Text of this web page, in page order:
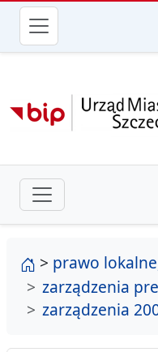
przejdź do
strona główna
> prawo
zarządzenia
zarządzenia